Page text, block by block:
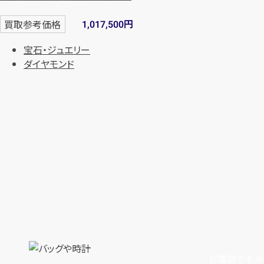
買取参考価格 1,017,500円
宝石・ジュエリー
ダイヤモンド